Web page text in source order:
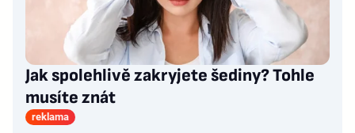
Jak spolehlivě zakryjete šediny? Tohle
musíte znát
reklama